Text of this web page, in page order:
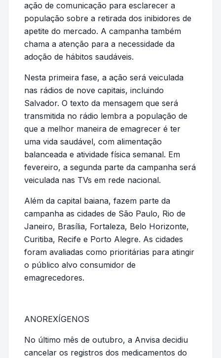
ação de comunicação para esclarecer a
população sobre a retirada dos inibidores de
apetite do mercado. A campanha também
chama a atenção para a necessidade da
adoção de hábitos saudáveis.
Nesta primeira fase, a ação será veiculada
nas rádios de nove capitais, incluindo
Salvador. O texto da mensagem que será
transmitida no rádio lembra a população de
que a melhor maneira de emagrecer é ter
uma vida saudável, com alimentação
balanceada e atividade física semanal. Em
fevereiro, a segunda parte da campanha será
veiculada nas TVs em rede nacional.
Além da capital baiana, fazem parte da
campanha as cidades de São Paulo, Rio de
Janeiro, Brasília, Fortaleza, Belo Horizonte,
Curitiba, Recife e Porto Alegre. As cidades
foram avaliadas como prioritárias para atingir
o público alvo consumidor de
emagrecedores.
ANOREXÍGENOS
No último mês de outubro, a Anvisa decidiu
cancelar os registros dos medicamentos do